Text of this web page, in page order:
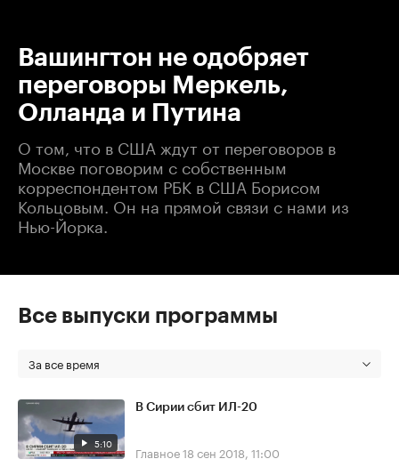
Вашингтон не одобряет
переговоры Меркель,
Олланда и Путина
О том, что в США ждут от переговоров в
Москве поговорим с собственным
корреспондентом РБК в США Борисом
Кольцовым. Он на прямой связи с нами из
Нью-Йорка.
Все выпуски программы
За все время
5:10
В Сирии сбит ИЛ-20
Главное18 сен 2018, 11:00